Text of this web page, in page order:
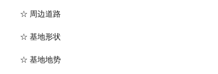
☆ 周边道路
☆ 基地形状
☆ 基地地势